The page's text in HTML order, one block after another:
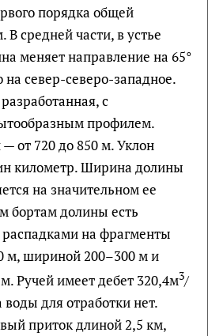
порядка общей
средней части, в устье
меняет направление на 65°
на север-северо-западное.
с
профилем.
от 720 до 850 м. Уклон
километр. Ширина долины
на значительном ее
бортам долины есть
на фрагменты
м, шириной 200–300 м и
Ручей имеет дебет 320,4м3/
воды для отработки нет.
приток длиной 2,5 км,